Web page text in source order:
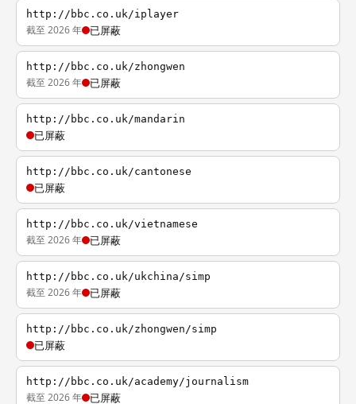
http://bbc.co.uk/iplayer
截至 2026 年 已屏蔽
http://bbc.co.uk/zhongwen
截至 2026 年 已屏蔽
http://bbc.co.uk/mandarin
已屏蔽
http://bbc.co.uk/cantonese
已屏蔽
http://bbc.co.uk/vietnamese
截至 2026 年 已屏蔽
http://bbc.co.uk/ukchina/simp
截至 2026 年 已屏蔽
http://bbc.co.uk/zhongwen/simp
已屏蔽
http://bbc.co.uk/academy/journalism
截至 2026 年 已屏蔽